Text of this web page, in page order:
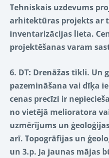
Tehniskais uzdevums
arhitektūras projekts ar
inventarizācijas lieta.
projektēšanas varam
6. DT: Drenāžas tīkli. Un
pazemināšana vai dīķa
cenas precīzi ir
no vietējā melioratora
uzmērījums un
arī. Topogrāfijas un
un 3.p. Ja jaunas mājas